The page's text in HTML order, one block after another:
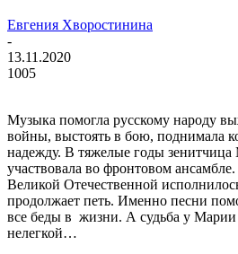
Евгения Хворостинина
-
13.11.2020
1005
Музыка помогла русскому народу
войны, выстоять в бою, поднимала
надежду. В тяжелые годы зенитчица
участвовала во фронтовом
Великой Отечественной
продолжает петь. Именно песни
все беды в жизни. А судьба у
нелегкой…